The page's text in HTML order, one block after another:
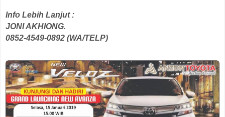
Info Lebih Lanjut :
JONI AKHIONG.
0852-4549-0892 (WA/TELP)